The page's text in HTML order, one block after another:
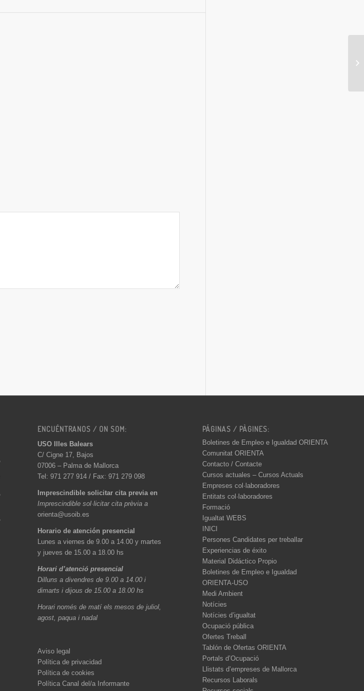
ENCUÉNTRANOS / ON SOM:
USO Illes Balears
C/ Cigne 17, Bajos
07006 – Palma de Mallorca
Tel: 971 277 914 / Fax: 971 279 098
Imprescindible solicitar cita previa en
Imprescindible sol·licitar cita prèvia a
orienta@usoib.es
Horario de atención presencial
Lunes a viernes de 9.00 a 14.00 y martes
y jueves de 15.00 a 18.00 hs
Horari d’atenció presencial
Dilluns a divendres de 9.00 a 14.00 i
dimarts i dijous de 15.00 a 18.00 hs
Horari només de matí els mesos de juliol,
agost, paqua i nadal
Aviso legal
Política de privacidad
Política de cookies
Política Canal del/a Informante
PÁGINAS / PÀGINES:
Boletines de Empleo e Igualdad ORIENTA
Comunitat ORIENTA
Contacto / Contacte
Cursos actuales – Cursos Actuals
Empreses col·laboradores
Entitats col·laboradores
Formació
Igualtat WEBS
INICI
Persones Candidates per treballar
Experiencias de éxito
Material Didáctico Propio
Boletines de Empleo e Igualdad
ORIENTA-USO
Medi Ambient
Notícies
Notícies d’igualtat
Ocupació pública
Ofertes Treball
Tablón de Ofertas ORIENTA
Portals d’Ocupació
Llistats d’empreses de Mallorca
Recursos Laborals